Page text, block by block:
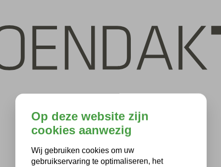
Op deze website zijn
cookies aanwezig
Wij gebruiken cookies om uw
gebruikservaring te optimaliseren, het